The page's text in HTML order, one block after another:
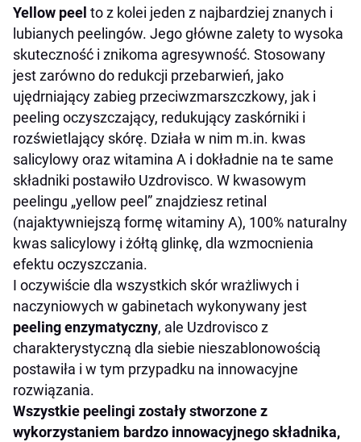
Yellow peel to z kolei jeden z najbardziej znanych i
lubianych peelingów. Jego główne zalety to wysoka
skuteczność i znikoma agresywność. Stosowany
jest zarówno do redukcji przebarwień, jako
ujędrniający zabieg przeciwzmarszczkowy, jak i
peeling oczyszczający, redukujący zaskórniki i
rozświetlający skórę. Działa w nim m.in. kwas
salicylowy oraz witamina A i dokładnie na te same
składniki postawiło Uzdrovisco. W kwasowym
peelingu „yellow peel” znajdziesz retinal
(najaktywniejszą formę witaminy A), 100% naturalny
kwas salicylowy i żółtą glinkę, dla wzmocnienia
efektu oczyszczania.
I oczywiście dla wszystkich skór wrażliwych i
naczyniowych w gabinetach wykonywany jest
peeling enzymatyczny, ale Uzdrovisco z
charakterystyczną dla siebie nieszablonowością
postawiła i w tym przypadku na innowacyjne
rozwiązania.
Wszystkie peelingi zostały stworzone z
wykorzystaniem bardzo innowacyjnego składnika,